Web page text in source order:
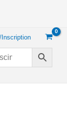
Inscription